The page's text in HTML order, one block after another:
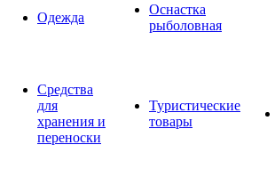
Одежда
Оснастка
рыболовная
Средства
для
хранения и
переноски
Туристические
товары